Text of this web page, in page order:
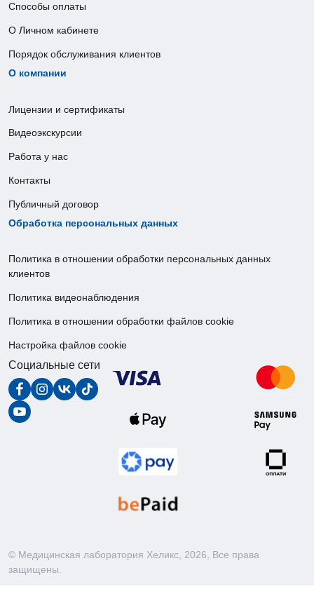
Способы оплаты
О Личном кабинете
Порядок обслуживания клиентов
О компании
Лицензии и сертификаты
Видеоэкскурсии
Работа у нас
Контакты
Публичный договор
Обработка персональных данных
Политика в отношении обработки персональных данных
клиентов
Политика видеонаблюдения
Политика в отношении обработки файлов cookie
Настройка файлов cookie
Социальные сети
© Медицинская лаборатория Хеликс, 2026 , Все права
защищены.